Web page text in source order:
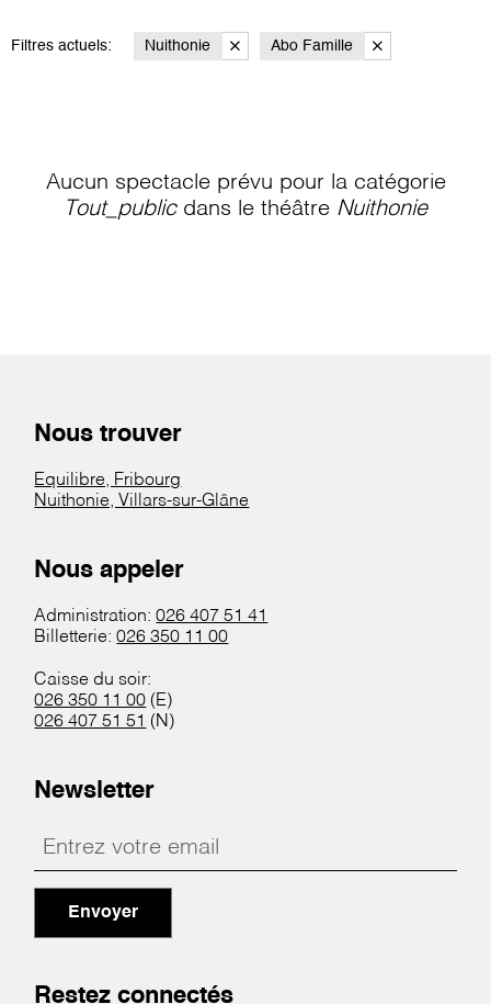
Filtres actuels: Nuithonie Abo Famille
Aucun spectacle prévu pour la catégorie
Tout_publicdans le théâtre Nuithonie
Nous trouver
Equilibre, Fribourg
Nuithonie, Villars-sur-Glâne
Nous appeler
Administration:026 407 51 41
Billetterie:026 350 11 00
Caisse du soir:
026 350 11 00 (E)
026 407 51 51 (N)
Newsletter
Envoyer
Restez connectés